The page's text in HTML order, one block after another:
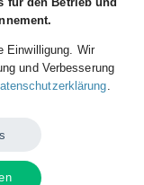
Einwilligung. Wir
und Verbesserung